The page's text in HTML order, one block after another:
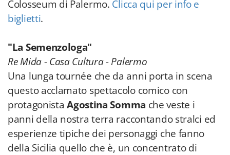
Colosseum di Palermo. Clicca qui per info e
biglietti.
"La Semenzologa"
Re Mida - Casa Cultura - Palermo
Una lunga tournée che da anni porta in scena
questo acclamato spettacolo comico con
protagonistaAgostina Somma che veste i
panni della nostra terra raccontando stralci ed
esperienze tipiche dei personaggi che fanno
della Sicilia quello che è, un concentrato di